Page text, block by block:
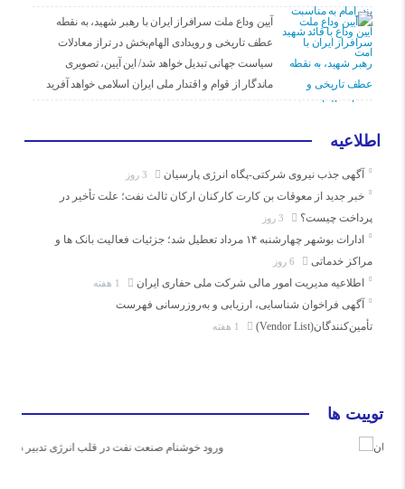
آیین وداع ملت سرافراز ایران با رهبر شهید، به نقطه
عطف تاریخی و رویدادی الهام‌بخش در تراز معادلات
سیاست جهانی تبدیل خواهد شد/ این آیین، تصویری
ماندگار از قوام و اقتدار ملی ایران اسلامی خواهد آفرید
اطلاعیه
آگهی جذب نیروی شرکتی-پگاه انرژی پارسیان
خبر جدید از معوقات بن کارت کارکنان ارکان ثالث نفت؛ علت تأخیر در
پرداخت چیست؟
ادارات بوشهر چهارشنبه ۱۴ مرداد تعطیل شد؛ جزئیات فعالیت بانک ها و
مراکز خدماتی
اطلاعیه مدیریت امور مالی شرکت ملی حفاری ایران
آگهی فراخوان شناسایی، ارزیابی و به‌روزرسانی فهرست
تأمین‌کنندگان(Vendor List)
توییت ها